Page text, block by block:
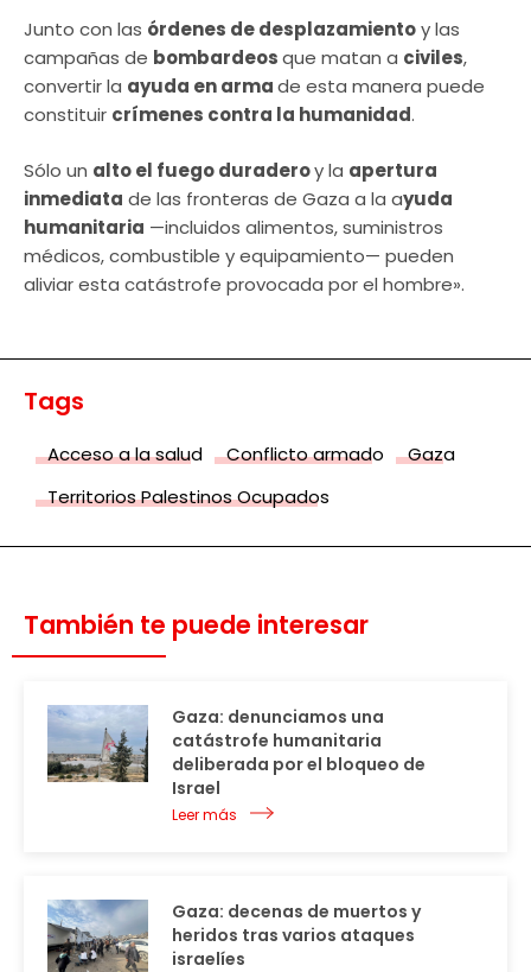
Junto con las órdenes de desplazamientoy las
campañas de bombardeosque matan a civiles,
convertir la ayuda en armade esta manera puede
constituir crímenes contra la humanidad.
Sólo un alto el fuego duraderoy la apertura
inmediata de las fronteras de Gaza a la ayuda
humanitaria —incluidos alimentos, suministros
médicos, combustible y equipamiento— pueden
aliviar esta catástrofe provocada por el hombre».
Tags
Acceso a la salud Conflicto armado
Gaza
Territorios Palestinos Ocupados
También te puede interesar
Gaza: denunciamos una
catástrofe humanitaria
deliberada por el bloqueo de
Israel
Leer más
Gaza: decenas de muertos y
heridos tras varios ataques
israelíes